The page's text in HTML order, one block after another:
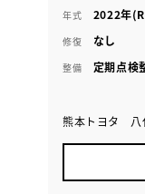
年式 2022年
修復 なし
整備 定期点検
熊本トヨタ 八